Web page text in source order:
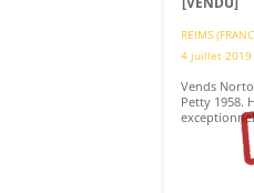
REIMS
4 juillet 2019
Vends
Petty 1958.